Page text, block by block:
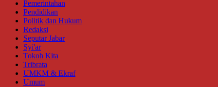
Pemerintahan
Pendidikan
Politik dan Hukum
Redaksi
Seputar Jabar
Syi'ar
Tokoh Kita
Tribrata
UMKM & Ekraf
Umum